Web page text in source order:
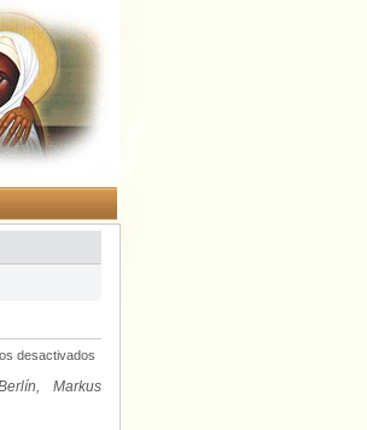
desactivados
Markus